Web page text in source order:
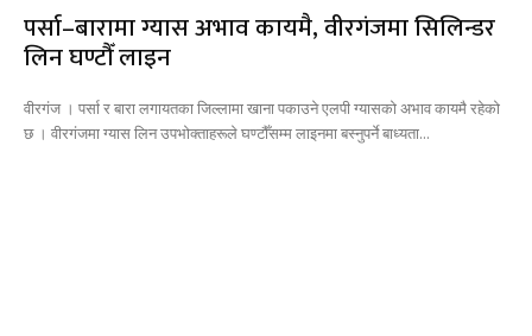
पर्सा–बारामा ग्यास अभाव कायमै, वीरगंजमा सिलिन्डर
लिन घण्टौँ लाइन
वीरगंज । पर्सा र बारा लगायतका जिल्लामा खाना पकाउने एलपी ग्यासको अभाव कायमै रहेको
छ । वीरगंजमा ग्यास लिन उपभोक्ताहरूले घण्टौँसम्म लाइनमा बस्नुपर्ने बाध्यता...